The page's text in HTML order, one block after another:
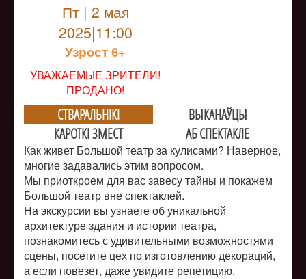
Пт | 2 мая
2025|11:00
Узрoст 6+
УВАЖАЕМЫЕ ЗРИТЕЛИ!
ПРОДАНО!
СТВАРАЛЬНIКI
ВЫКАНАЎЦЫ
КАРОТКІ ЗМЕСТ
АБ СПЕКТАКЛЕ
Как живет Большой театр за кулисами? Наверное,
многие задавались этим вопросом.
Мы приоткроем для вас завесу тайны и покажем
Большой театр вне спектаклей.
На экскурсии вы узнаете об уникальной
архитектуре здания и истории театра,
познакомитесь с удивительными возможностями
сцены, посетите цех по изготовлению декораций,
а если повезет, даже увидите репетицию.